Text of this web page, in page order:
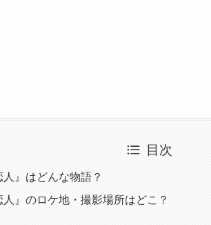
目次
人』はどんな物語？
人』のロケ地・撮影場所はどこ？